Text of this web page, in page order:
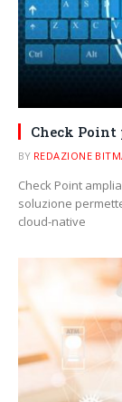
Check
BY REDAZIONE
Check Point
soluzione
cloud-native